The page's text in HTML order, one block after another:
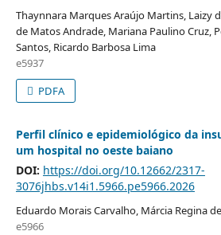
Thaynnara Marques Araújo Martins, Laizy
de Matos Andrade, Mariana Paulino Cruz,
Santos, Ricardo Barbosa Lima
e5937
PDFA
Perfil clínico e epidemiológico da
um hospital no oeste baiano
DOI: https://doi.org/10.12662/2317-
3076jhbs.v14i1.5966.pe5966.2026
Eduardo Morais Carvalho, Márcia Regina
e5966